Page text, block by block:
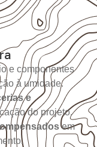
e componentes
à umidade.
e
do projeto.
em